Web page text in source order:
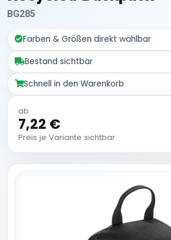
BG285
Farben & Größen direkt wählbar
Bestand sichtbar
Schnell in den Warenkorb
ab
7,22 €
Preis je Variante sichtbar